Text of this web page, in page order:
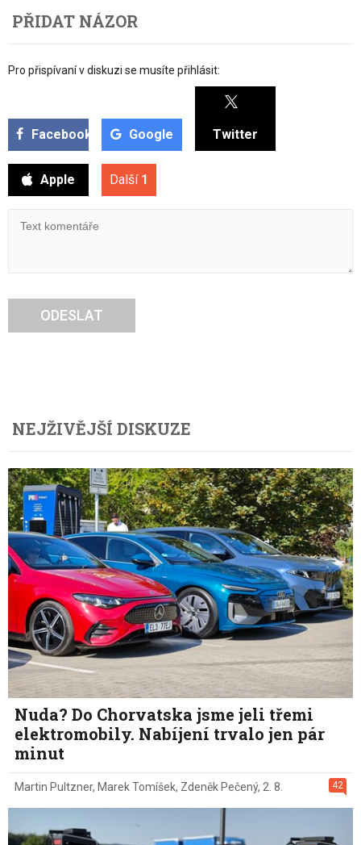
PŘIDAT NÁZOR
Pro přispívaní v diskuzi se musíte přihlásit:
Facebook Google Twitter
Apple Další 1
ODESLAT
NEJŽIVĚJŠÍ DISKUZE
Nuda? Do Chorvatska jsme jeli třemi
elektromobily. Nabíjení trvalo jen pár
minut
42
Martin Pultzner, Marek Tomíšek, Zdeněk Pečený, 2. 8.